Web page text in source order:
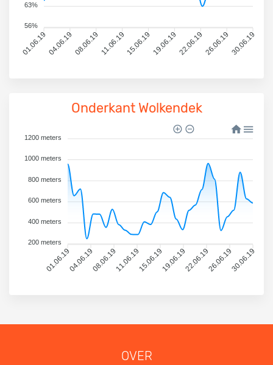
01.06.1904.06.1908.06.1911.06.1915.06.1919.06.1922.06.1926.06.1930.06.19
63%
56%
Onderkant Wolkendek
01.06.1904.06.1908.06.1911.06.1915.06.1919.06.1922.06.1926.06.1930.06.19
1200 meters
1000 meters
800 meters
600 meters
400 meters
200 meters
OVER